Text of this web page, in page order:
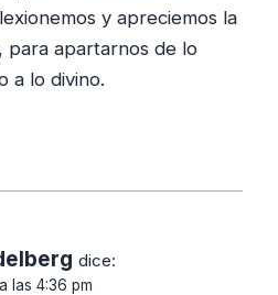
y apreciemos la
para apartarnos de lo
a lo divino.
dice:
las 4:36 pm